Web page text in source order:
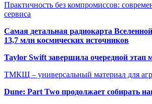
Практичность без компромиссов:
сервиса
Самая детальная радиокарта
13,7 млн космических источников
Taylor Swift завершила очередной этап
ТМКЩ – универсальный материал для
Dune: Part Two продолжает собирать